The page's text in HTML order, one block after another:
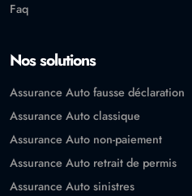
Faq
Nos solutions
Assurance Auto fausse déclaration
Assurance Auto classique
Assurance Auto non-paiement
Assurance Auto retrait de permis
Assurance Auto sinistres